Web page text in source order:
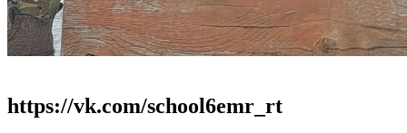
https://vk.com/school6emr_rt